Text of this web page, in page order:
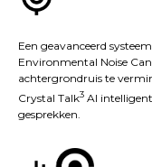
Een geavanceerd
Environmental Noise
achtergrondruis te
Crystal Talk3 AI
gesprekken.